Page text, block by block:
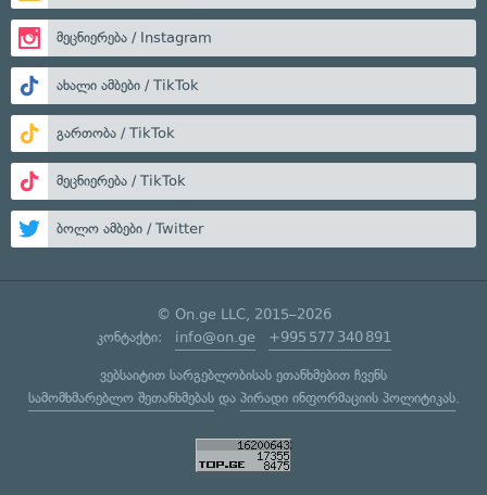
მეცნიერება / Instagram
ახალი ამბები / TikTok
გართობა / TikTok
მეცნიერება / TikTok
ბოლო ამბები / Twitter
© On.ge LLC, 2015–2026
კონტაქტი: info@on.ge +995 577 340 891
ვებსაიტით სარგებლობისას ეთანხმებით ჩვენს
სამომხმარებლო შეთანხმებასდა პირადი ინფორმაციის პოლიტიკას.